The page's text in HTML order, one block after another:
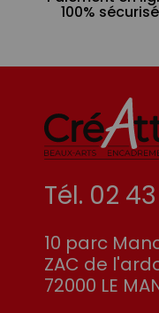
100% sécurisé
Tél. 02
10 parc
ZAC de
72000 LE